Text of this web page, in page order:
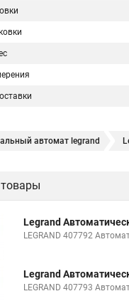
автомат legrand
Legrand
LEGRAND 407792
Legrand
LEGRAND 407793